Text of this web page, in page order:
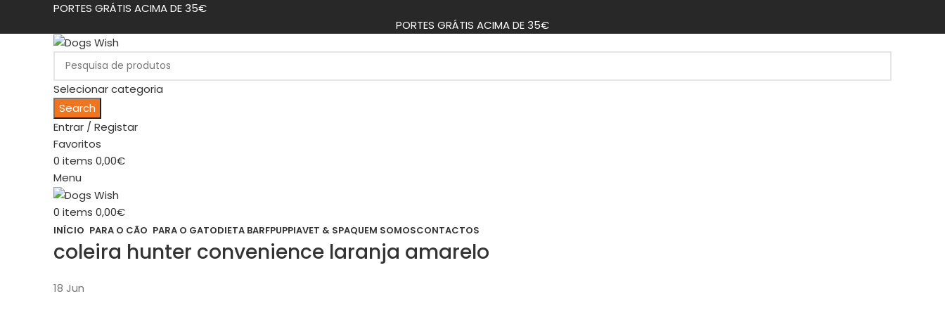
PORTES GRÁTIS ACIMA DE 35€
PORTES GRÁTIS ACIMA DE 35€
Selecionar categoria
Search
Entrar / Registar
Favoritos
0 items 0,00€
Menu
0 items 0,00€
INÍCIO PARA O CÃO PARA O GATODIETA BARFPUPPIAVET & SPAQUEM SOMOSCONTACTOS
coleira hunter convenience laranja amarelo
18 Jun